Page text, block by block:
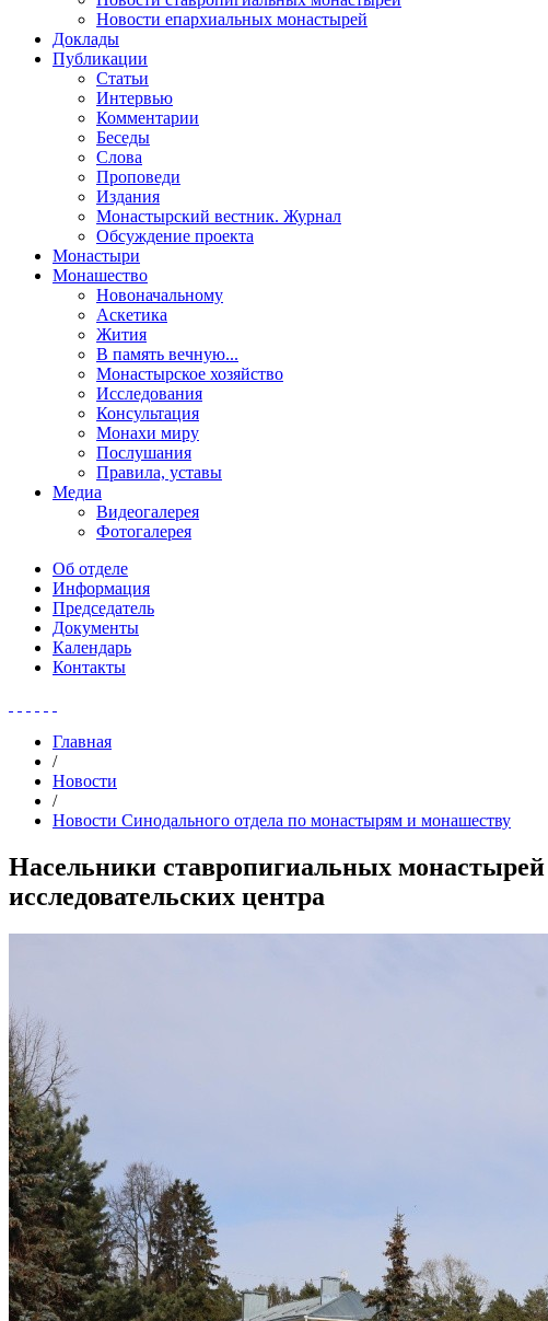
Новости епархиальных монастырей
Доклады
Публикации
Статьи
Интервью
Комментарии
Беседы
Слова
Проповеди
Издания
Монастырский вестник. Журнал
Обсуждение проекта
Монастыри
Монашество
Новоначальному
Аскетика
Жития
В память вечную...
Монастырское хозяйство
Исследования
Консультация
Монахи миру
Послушания
Правила, уставы
Медиа
Видеогалерея
Фотогалерея
Об отделе
Информация
Председатель
Документы
Календарь
Контакты
Главная
/
Новости
/
Новости Синодального отдела по монастырям и монашеству
Насельники ставропигиальных
исследовательских центра